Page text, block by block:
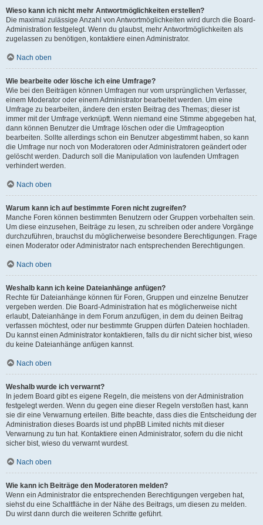
Wieso kann ich nicht mehr Antwortmöglichkeiten erstellen?
Die maximal zulässige Anzahl von Antwortmöglichkeiten wird durch die Board-
Administration festgelegt. Wenn du glaubst, mehr Antwortmöglichkeiten als
zugelassen zu benötigen, kontaktiere einen Administrator.
Nach oben
Wie bearbeite oder lösche ich eine Umfrage?
Wie bei den Beiträgen können Umfragen nur vom ursprünglichen Verfasser,
einem Moderator oder einem Administrator bearbeitet werden. Um eine
Umfrage zu bearbeiten, ändere den ersten Beitrag des Themas; dieser ist
immer mit der Umfrage verknüpft. Wenn niemand eine Stimme abgegeben hat,
dann können Benutzer die Umfrage löschen oder die Umfrageoption
bearbeiten. Sollte allerdings schon ein Benutzer abgestimmt haben, so kann
die Umfrage nur noch von Moderatoren oder Administratoren geändert oder
gelöscht werden. Dadurch soll die Manipulation von laufenden Umfragen
verhindert werden.
Nach oben
Warum kann ich auf bestimmte Foren nicht zugreifen?
Manche Foren können bestimmten Benutzern oder Gruppen vorbehalten sein.
Um diese einzusehen, Beiträge zu lesen, zu schreiben oder andere Vorgänge
durchzuführen, brauchst du möglicherweise besondere Berechtigungen. Frage
einen Moderator oder Administrator nach entsprechenden Berechtigungen.
Nach oben
Weshalb kann ich keine Dateianhänge anfügen?
Rechte für Dateianhänge können für Foren, Gruppen und einzelne Benutzer
vergeben werden. Die Board-Administration hat es möglicherweise nicht
erlaubt, Dateianhänge in dem Forum anzufügen, in dem du deinen Beitrag
verfassen möchtest, oder nur bestimmte Gruppen dürfen Dateien hochladen.
Du kannst einen Administrator kontaktieren, falls du dir nicht sicher bist, wieso
du keine Dateianhänge anfügen kannst.
Nach oben
Weshalb wurde ich verwarnt?
In jedem Board gibt es eigene Regeln, die meistens von der Administration
festgelegt werden. Wenn du gegen eine dieser Regeln verstoßen hast, kann
sie dir eine Verwarnung erteilen. Bitte beachte, dass dies die Entscheidung der
Administration dieses Boards ist und phpBB Limited nichts mit dieser
Verwarnung zu tun hat. Kontaktiere einen Administrator, sofern du die nicht
sicher bist, wieso du verwarnt wurdest.
Nach oben
Wie kann ich Beiträge den Moderatoren melden?
Wenn ein Administrator die entsprechenden Berechtigungen vergeben hat,
siehst du eine Schaltfläche in der Nähe des Beitrags, um diesen zu melden.
Du wirst dann durch die weiteren Schritte geführt.